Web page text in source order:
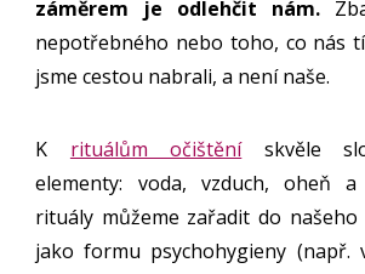
záměrem je odlehčit nám.
nepotřebného nebo toho, co nás
jsme cestou nabrali, a není naše.
K rituálům očištěnískvěle
elementy: voda, vzduch, oheň a
rituály můžeme zařadit do
jako formu psychohygieny (např.